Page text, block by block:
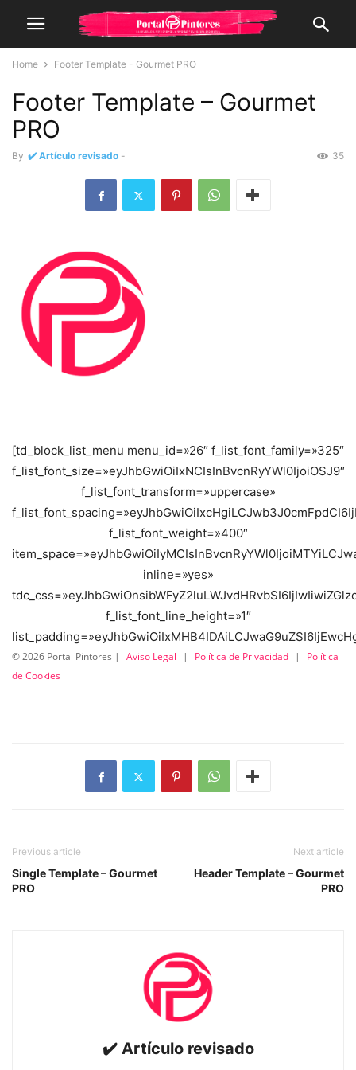
Home Footer Template - Gourmet PRO
Footer Template – Gourmet
PRO
By ✔️ Artículo revisado - 35
[td_block_list_menu menu_id=»26″ f_list_font_family=»325″
f_list_font_size=»eyJhbGwiOiIxNCIsInBvcnRyYWl0IjoiOSJ9″
f_list_font_transform=»uppercase»
f_list_font_weight=»400″
inline=»yes»
f_list_font_line_height=»1″
©2026 Portal Pintores | Aviso Legal | Política de Privacidad |
Política
de Cookies
Previous article
Single Template – Gourmet
PRO
Next article
Header Template – Gourmet
PRO
✔️ Artículo revisado